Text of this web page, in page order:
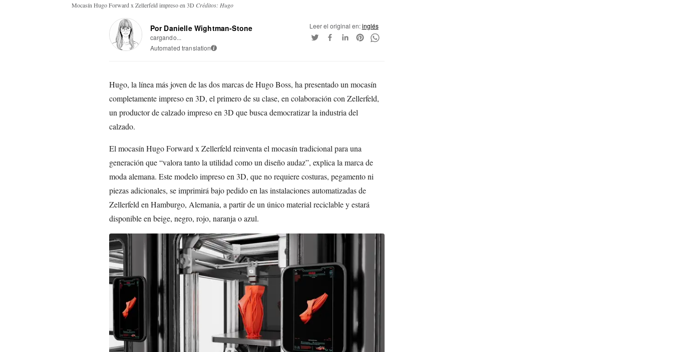
Mocasín Hugo Forward x Zellerfeld impreso en 3D Créditos: Hugo
Por Danielle Wightman-Stone
cargando...
Automated translation i
Leer el original en:inglés
Hugo, la línea más joven de las dos marcas de Hugo Boss, ha presentado un mocasín
completamente impreso en 3D, el primero de su clase, en colaboración con Zellerfeld,
un productor de calzado impreso en 3D que busca democratizar la industria del
calzado.
El mocasín Hugo Forward x Zellerfeld reinventa el mocasín tradicional para una
generación que “valora tanto la utilidad como un diseño audaz”, explica la marca de
moda alemana. Este modelo impreso en 3D, que no requiere costuras, pegamento ni
piezas adicionales, se imprimirá bajo pedido en las instalaciones automatizadas de
Zellerfeld en Hamburgo, Alemania, a partir de un único material reciclable y estará
disponible en beige, negro, rojo, naranja o azul.